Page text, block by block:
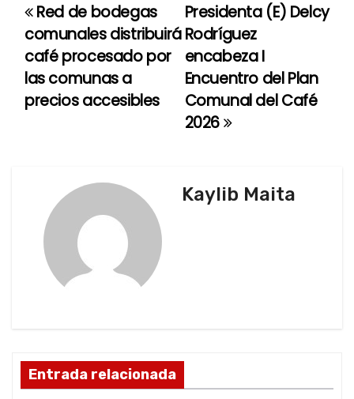
N
a
v
e
e
Presidenta (E) Delcy
Rodríguez
encabeza I
Encuentro del Plan
Comunal del Café
2026
Red de bodegas
comunales distribuirá
café procesado por
las comunas a
precios accesibles
Kaylib Maita
Entrada relacionada